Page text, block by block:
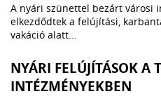
A nyári szünettel bezárt városi
elkezdődtek a felújítási,
vakáció alatt...
NYÁRI FELÚJÍTÁSOK A
INTÉZMÉNYEKBEN